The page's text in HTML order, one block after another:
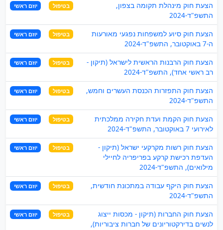
הצעת חוק מינהלת תקומה בצפון,
התשפ"ד-2024
בטיפול יוזם ראשי
הצעת חוק סיוע למשפחות נפגעי מאורעות
ה-7 באוקטובר, התשפ"ד-2024
בטיפול יוזם ראשי
הצעת חוק הרבנות הראשית לישראל (תיקון -
רב ראשי אחד), התשפ"ד-2024
בטיפול יוזם ראשי
הצעת חוק התפזרות הכנסת העשרים וחמש,
התשפ"ד-2024
בטיפול יוזם ראשי
הצעת חוק הקמת ועדת חקירה ממלכתית
לאירועי 7 באוקטובר, התשפ"ד-2024
בטיפול יוזם ראשי
הצעת חוק רשות מקרקעי ישראל (תיקון -
העדפת רכישת קרקע בפריפריה לחיילי
מילואים), התשפ"ד-2024
בטיפול יוזם ראשי
הצעת חוק היקף עבודה במתכונת חודשית,
התשפ"ד-2024
בטיפול יוזם ראשי
הצעת חוק החברות (תיקון - מכסות ייצוג
לנשים בדירקטוריונים של חברות ציבוריות),
בטיפול יוזם ראשי